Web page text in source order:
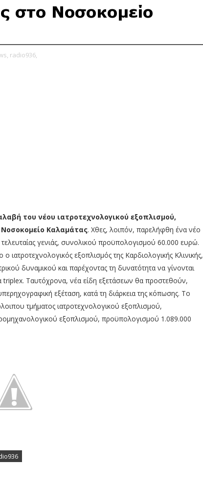
στο Νοσοκομείο
radio936,
του νέου ιατροτεχνολογικού εξοπλισμού,
Καλαμάτας. Χθες, λοιπόν, παρελήφθη ένα νέο
γενιάς, συνολικού προϋπολογισμού 60.000 ευρώ.
εξοπλισμός της Καρδιολογικής Κλινικής,
δυναμικού και παρέχοντας τη δυνατότητα να γίνονται
Ταυτόχρονα, νέα είδη εξετάσεων θα προστεθούν,
εξέταση, κατά τη διάρκεια της κόπωσης. Το
τμήματος ιατροτεχνολογικού εξοπλισμού,
εξοπλισμού, προϋπολογισμού 1.089.000